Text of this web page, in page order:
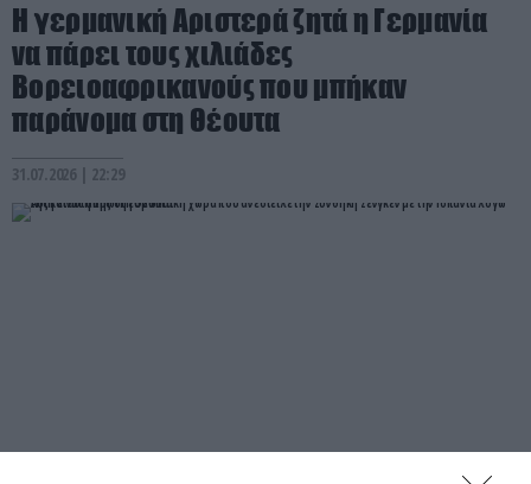
Η γερμανική Αριστερά ζητά η Γερμανία
να πάρει τους χιλιάδες
Βορειοαφρικανούς που μπήκαν
παράνομα στη Θέουτα
31.07.2026 | 22:29